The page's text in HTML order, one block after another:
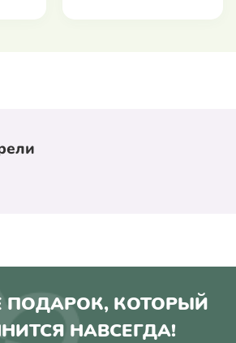
ПОДАРОК, КОТОРЫЙ
НАВСЕГДА!